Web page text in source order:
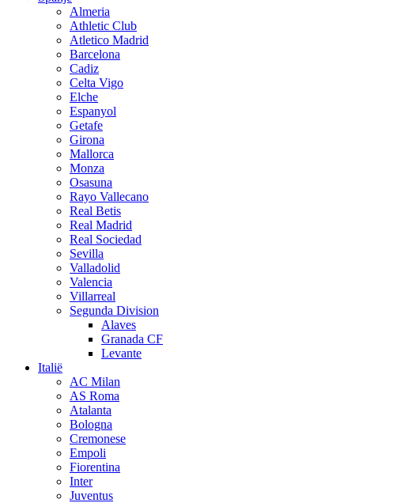
Almeria
Athletic Club
Atletico Madrid
Barcelona
Cadiz
Celta Vigo
Elche
Espanyol
Getafe
Girona
Mallorca
Monza
Osasuna
Rayo Vallecano
Real Betis
Real Madrid
Real Sociedad
Sevilla
Valladolid
Valencia
Villarreal
Segunda Division
Alaves
Granada CF
Levante
Italië
AC Milan
AS Roma
Atalanta
Bologna
Cremonese
Empoli
Fiorentina
Inter
Juventus